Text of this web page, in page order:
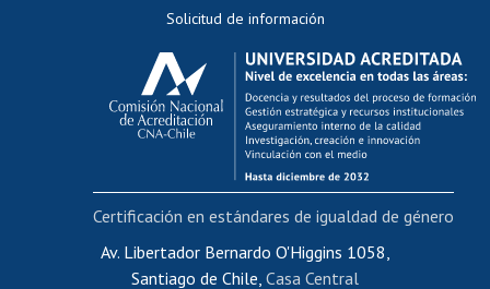
Evaluación docente
Calificación académica
Postulación al AUCAI
Funcionarias/os
Cursos internos de capacitación
Bienestar del personal
Portal de movilidad interna
Certificado de renta
Certificado de renta honorarios
Solicitud de información
Av. Libertador Bernardo O'Higgins 1058,
Santiago de Chile, Casa Central
Certificación en estándares de igualdad de género